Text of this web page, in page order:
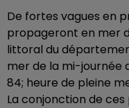
De fortes vagues en
propageront en mer
littoral du
mer de la mi-journée
84; heure de pleine
La conjonction de